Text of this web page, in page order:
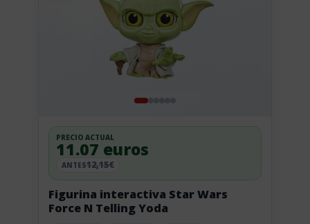
Figurina interactiva Star Wars
Force N Telling Yoda
PRECIO ACTUAL
11.07 euros
ANTES12,15€